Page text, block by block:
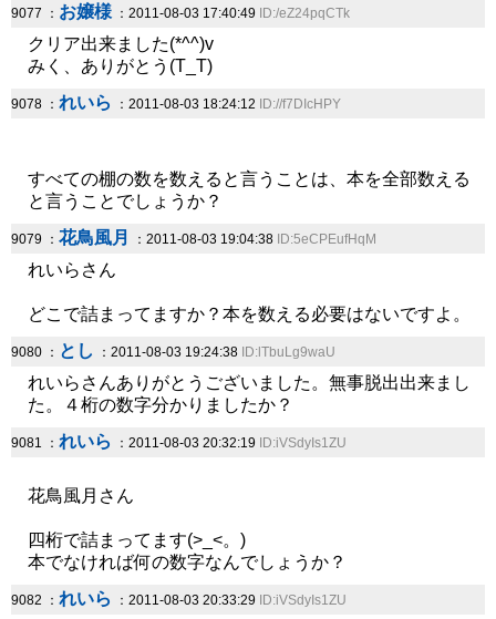
9077 ： お嬢様：2011-08-03 17:40:49 ID:/eZ24pqCTk
クリア出来ました(*^^)v
みく、ありがとう(T_T)
9078 ： れいら ：2011-08-03 18:24:12 ID://f7DIcHPY
すべての棚の数を数えると言うことは、本を全部数える
と言うことでしょうか？
9079 ： 花鳥風月 ：2011-08-03 19:04:38 ID:5eCPEufHqM
れいらさん
どこで詰まってますか？本を数える必要はないですよ。
9080 ： とし ：2011-08-03 19:24:38 ID:lTbuLg9waU
れいらさんありがとうございました。無事脱出出来まし
た。４桁の数字分かりましたか？
9081 ： れいら ：2011-08-03 20:32:19 ID:iVSdyIs1ZU
花鳥風月さん
四桁で詰まってます(>_<。)
本でなければ何の数字なんでしょうか？
9082 ： れいら ：2011-08-03 20:33:29 ID:iVSdyIs1ZU